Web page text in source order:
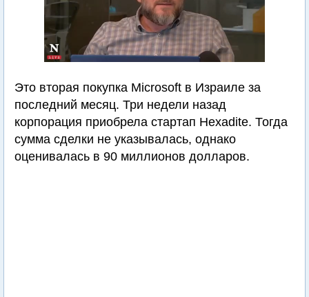
Это вторая покупка Microsoft в Израиле за
последний месяц. Три недели назад
корпорация приобрела стартап Hexadite. Тогда
сумма сделки не указывалась, однако
оценивалась в 90 миллионов долларов.